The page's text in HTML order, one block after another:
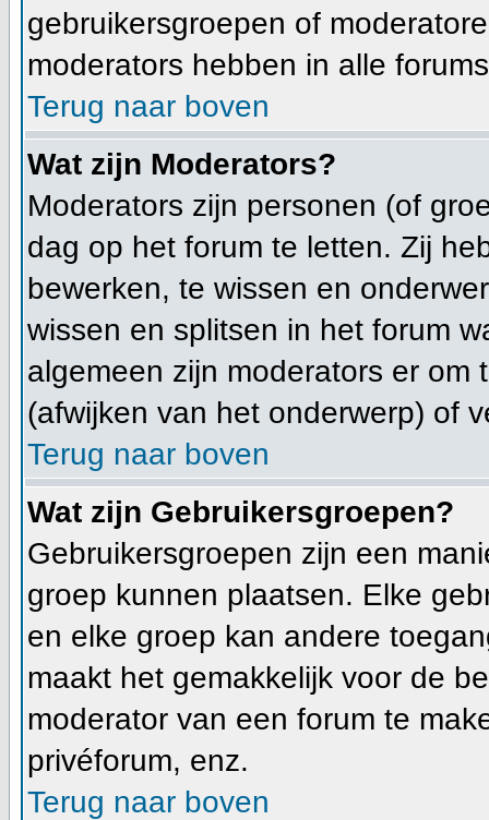
gebruikersgroepen of
moderators hebben in alle
Terug naar boven
Wat zijn Moderators?
Moderators zijn personen (of
dag op het forum te letten. Zij
bewerken, te wissen en
wissen en splitsen in het forum
algemeen zijn moderators er
(afwijken van het onderwerp) of
Terug naar boven
Wat zijn Gebruikersgroepen?
Gebruikersgroepen zijn een
groep kunnen plaatsen. Elke
en elke groep kan andere
maakt het gemakkelijk voor de
moderator van een forum te
privéforum, enz.
Terug naar boven